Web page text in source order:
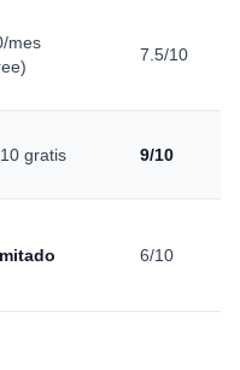
mes
7.5/10
gratis 9/10
6/10